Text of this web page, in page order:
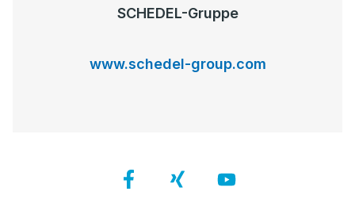
SCHEDEL-Gruppe
www.schedel-group.com